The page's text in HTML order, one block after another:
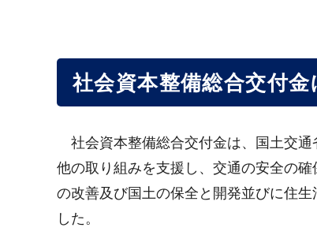
社会資本整備総合交付金
社会資本整備総合交付金は、国土交通
他の取り組みを支援し、交通の安全の
の改善及び国土の保全と開発並びに住
した。